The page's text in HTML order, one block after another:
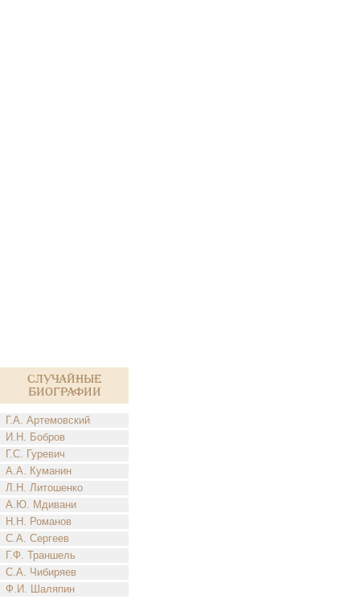
Случайные
биографии
Г.А. Артемовский
И.Н. Бобров
Г.С. Гуревич
А.А. Куманин
Л.Н. Литошенко
А.Ю. Мдивани
Н.Н. Романов
С.А. Сергеев
Г.Ф. Траншель
С.А. Чибиряев
Ф.И. Шаляпин